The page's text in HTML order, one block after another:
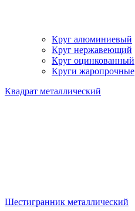
Круг алюминиевый
Круг нержавеющий
Круг оцинкованный
Круги жаропрочные
Квадрат металлический
Шестигранник металлический